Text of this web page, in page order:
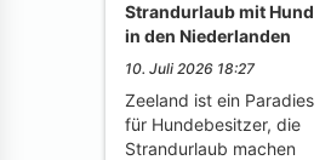
Strandurlaub mit Hund
in den Niederlanden
10. Juli 2026 18:27
Zeeland ist ein Paradies
für Hundebesitzer, die
Strandurlaub machen